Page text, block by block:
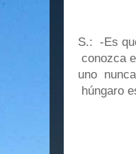
S.: -Es
conozca
uno
húngaro